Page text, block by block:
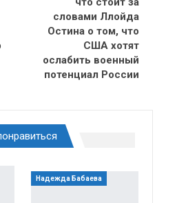
словами Ллойда
Остина о том, что
США хотят
ослабить военный
потенциал России
Надежда Бабаева